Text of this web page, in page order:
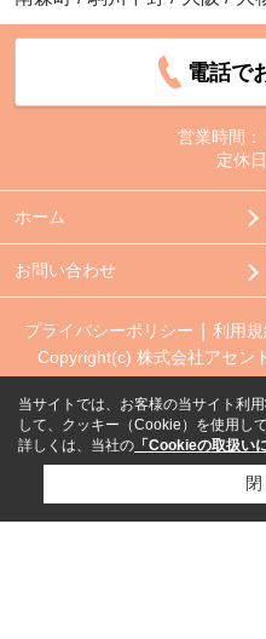
電話で
営業時間：
定休日
ホーム
お問い合わせ
プライバシーポリシー 利用規
Copyright(c) 株式会社アセン
当サイトでは、お客様の当サイト利
して、クッキー（Cookie）を使用して
詳しくは、当社の 「Cookieの取扱い